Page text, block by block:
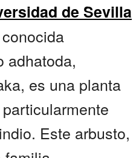
de Sevilla
adhatoda,
es una planta
Este arbusto,